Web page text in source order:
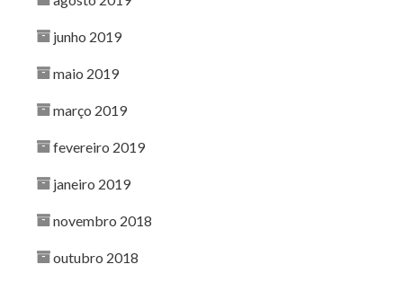
junho 2019
maio 2019
março 2019
fevereiro 2019
janeiro 2019
novembro 2018
outubro 2018